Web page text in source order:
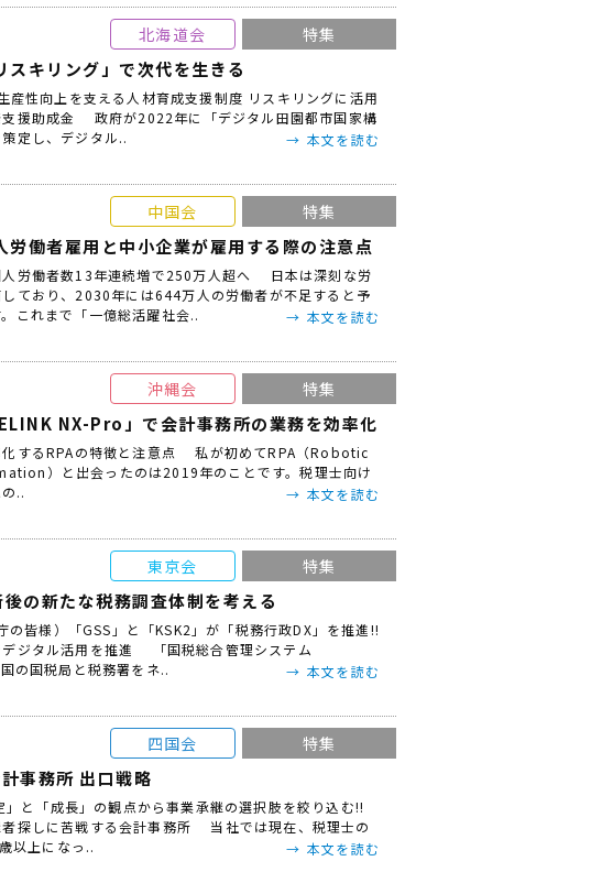
特集
北海道会
スキリング」で次代を生きる
産性向上を支える人材育成支援制度 リスキリングに活用
支援助成金 政府が2022年に「デジタル田園都市国家構
定し、デジタル..
本文を読む
特集
中国会
労働者雇用と中小企業が雇用する際の注意点
人労働者数13年連続増で250万人超へ 日本は深刻な労
ており、2030年には644万人の労働者が不足すると予
これまで「一億総活躍社会..
本文を読む
特集
沖縄会
NX-Pro」で会計事務所の業務を効率化
化するRPAの特徴と注意点 私が初めてRPA（Robotic
）と出会ったのは2019年のことです。税理士向け
..
本文を読む
特集
東京会
の新たな税務調査体制を考える
の皆様）「GSS」と「KSK2」が「税務行政DX」を推進!!
デジタル活用を推進 「国税総合管理システム
国の国税局と税務署をネ..
本文を読む
特集
四国会
事務所 出口戦略
」と「成長」の観点から事業承継の選択肢を絞り込む!!
者探しに苦戦する会計事務所 当社では現在、税理士の
以上になっ..
本文を読む